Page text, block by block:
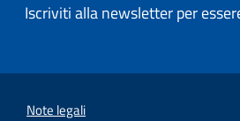
Iscriviti alla newsletter per
Note legali